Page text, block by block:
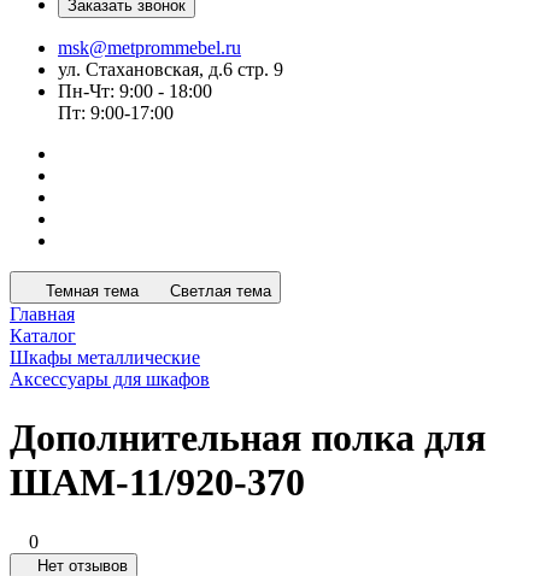
Заказать звонок
msk@metprommebel.ru
ул. Стахановская, д.6 стр. 9
Пн-Чт: 9:00 - 18:00
Пт: 9:00-17:00
Темная тема Светлая тема
Главная
Каталог
Шкафы металлические
Аксессуары для шкафов
Дополнительная полка для
ШАМ-11/920-370
0
Нет отзывов